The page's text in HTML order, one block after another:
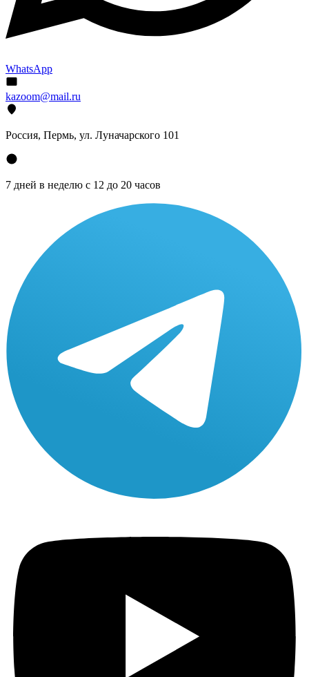
WhatsApp
kazoom@mail.ru
Россия, Пермь, ул. Луначарского 101
7 дней в неделю с 12 до 20 часов